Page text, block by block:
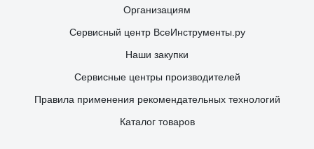
Организациям
Сервисный центр ВсеИнструменты.ру
Наши закупки
Сервисные центры производителей
Правила применения рекомендательных технологий
Каталог товаров